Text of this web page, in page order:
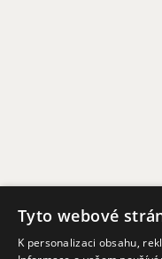
Tyto webové
K personalizaci obsahu,